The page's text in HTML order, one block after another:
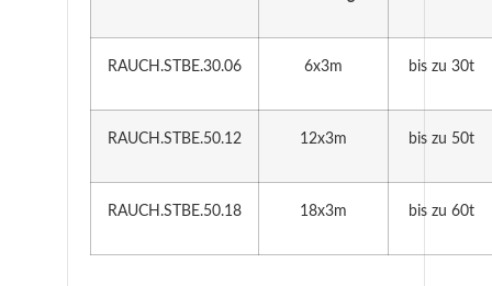
RAUCH.STBE.30.06 6x3m bis zu 30t
RAUCH.STBE.50.12 12x3m bis zu 50t
RAUCH.STBE.50.18 18x3m bis zu 60t